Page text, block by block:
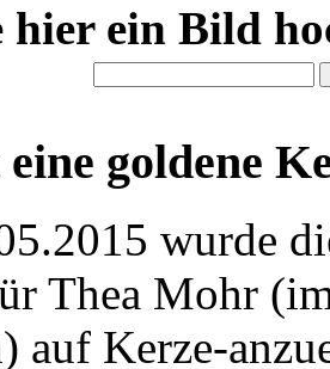
hier ein Bild
eine goldene
wurde
Thea Mohr
auf Kerze-